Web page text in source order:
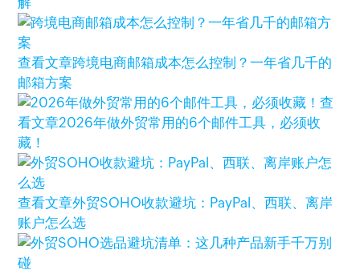
查看文章跨境电商邮箱成本怎么控制？一年省几千的
邮箱方案
查
看文章2026年做外贸常用的6个邮件工具，必须收
藏！
查看文章外贸SOHO收款避坑：PayPal、西联、离岸
账户怎么选